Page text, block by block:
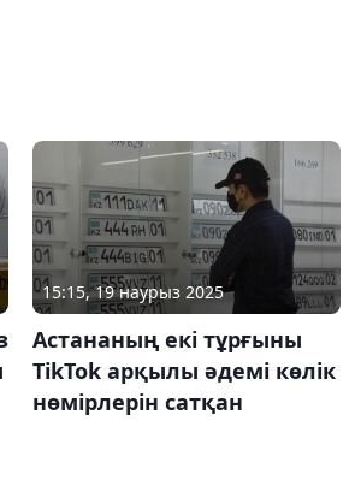
15:15, 19 наурыз 2025
Астананың екі тұрғыны
TikTok арқылы әдемі көлік
нөмірлерін сатқан